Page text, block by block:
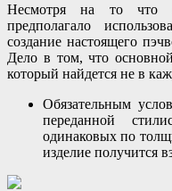
Несмотря на то что
предполагало
создание настоящего
Дело в том, что
который найдется не в
Обязательным
переданной
одинаковых по
изделие получится